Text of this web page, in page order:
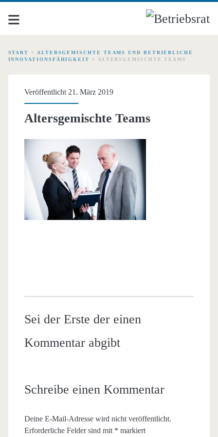
START > ALTERSGEMISCHTE TEAMS UND BETRIEBLICHE
INNOVATIONSFÄHIGKEIT
> ALTERSGEMISCHTE TEAMS
Veröffentlicht 21. März 2019
Altersgemischte Teams
Sei der Erste der einen
Kommentar abgibt
Schreibe einen Kommentar
Deine E-Mail-Adresse wird nicht veröffentlicht.
Erforderliche Felder sind mit * markiert